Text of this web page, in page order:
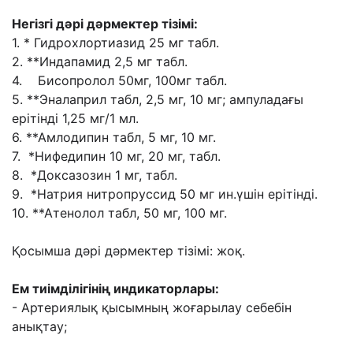
Негізгі дəрі дəрмектер тізімі:
1. * Гидрохлортиазид 25 мг табл.
2. **Индапамид 2,5 мг табл.
4. Бисопролол 50мг, 100мг табл.
5. **Эналаприл табл, 2,5 мг, 10 мг; ампуладағы
ерітінді 1,25 мг/1 мл.
6. **Амлодипин табл, 5 мг, 10 мг.
7. *Нифедипин 10 мг, 20 мг, табл.
8. *Доксазозин 1 мг, табл.
9. *Натрия нитропруссид 50 мг ин.үшін ерітінді.
10. **Атенолол табл, 50 мг, 100 мг.
Қосымша дəрі дəрмектер тізімі: жоқ.
Ем тиімділігінің индикаторлары:
- Артериялық қысымның жоғарылау себебін
анықтау;